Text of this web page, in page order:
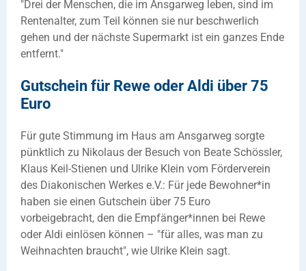
"Drei der Menschen, die im Ansgarweg leben, sind im
Rentenalter, zum Teil können sie nur beschwerlich
gehen und der nächste Supermarkt ist ein ganzes Ende
entfernt."
Gutschein für Rewe oder Aldi über 75
Euro
Für gute Stimmung im Haus am Ansgarweg sorgte
pünktlich zu Nikolaus der Besuch von Beate Schössler,
Klaus Keil-Stienen und Ulrike Klein vom Förderverein
des Diakonischen Werkes e.V.: Für jede Bewohner*in
haben sie einen Gutschein über 75 Euro
vorbeigebracht, den die Empfänger*innen bei Rewe
oder Aldi einlösen können – "für alles, was man zu
Weihnachten braucht", wie Ulrike Klein sagt.